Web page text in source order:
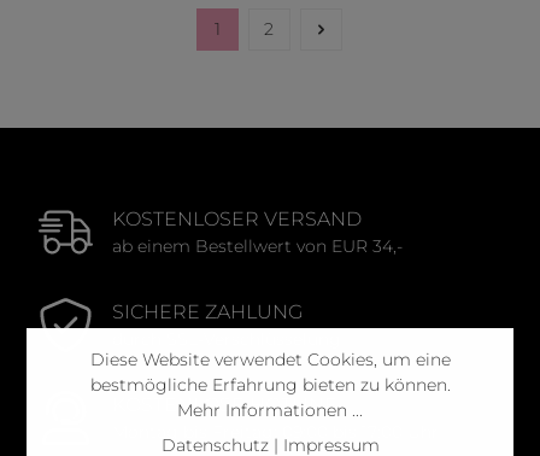
Seite
1 Seite
2
KOSTENLOSER VERSAND
ab einem Bestellwert von EUR 34,-
SICHERE ZAHLUNG
KOSTENLOSE HOTLINE
Diese Website verwendet Cookies, um eine
bestmögliche Erfahrung bieten zu können.
Mehr Informationen ...
Datenschutz| Impressum